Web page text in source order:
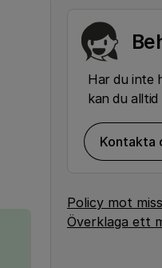
Har du inte
kan du alltid
Kontakta
Policy mot
Överklaga ett